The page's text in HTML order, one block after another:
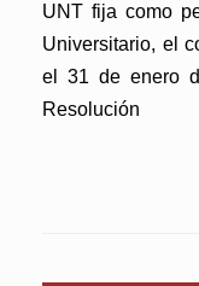
UNT fija como
Universitario, el
el 31 de enero
Resolución